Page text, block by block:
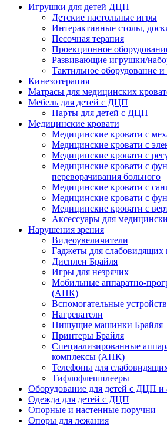
Игрушки для детей ДЦП
Детские настольные игры
Интерактивные столы,
Песочная терапия
Проекционное
Развивающие игрушки/
Тактильное оборудование
Кинезотерапия
Матрасы для медицинских
Мебель для детей с ДЦП
Парты для детей с ДЦП
Медицинские кровати
Медицинские кровати с
Медицинские кровати с
Медицинские кровати с
Медицинские кровати с
переворачивания больного
Медицинские кровати с
Медицинские кровати с
Медицинские кровати с
Аксессуары для
Нарушения зрения
Видеоувеличители
Гаджеты для слабовидящих
Дисплеи Брайля
Игры для незрячих
Мобильные аппаратно-
(АПК)
Вспомогательные
Нагреватели
Пишущие машинки Брайля
Принтеры Брайля
Специализированные
комплексы (АПК)
Телефоны для
Тифлофлешплееры
Оборудование для детей с ДЦП и
Одежда для детей с ДЦП
Опорные и настенные поручни
Опоры для лежания